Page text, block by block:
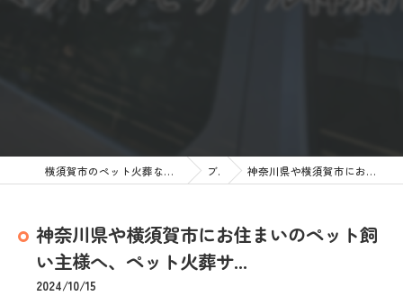
横須賀市のペット火葬なら訪問ペット火葬 ペットメモリアル神奈川 ブログ 神奈川県や横須賀市にお住まいのペット飼い主様へ、ペット火葬サ...
神奈川県や横須賀市にお住まいのペット飼
い主様へ、ペット火葬サ...
2024/10/15